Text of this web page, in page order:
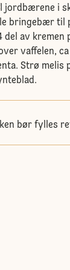
jordbærene i
bringebær til
del av
vaffelen,
Strø melis
bør fylles